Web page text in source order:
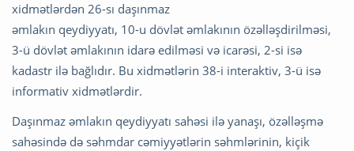
xidmətlərdən 26-sı daşınmaz
əmlakın qeydiyyatı, 10-u dövlət əmlakının özəlləşdirilməsi,
3-ü dövlət əmlakının idarə edilməsi və icarəsi, 2-si isə
kadastr ilə bağlıdır. Bu xidmətlərin 38-i interaktiv, 3-ü isə
informativ xidmətlərdir.
Daşınmaz əmlakın qeydiyyatı sahəsi ilə yanaşı, özəlləşmə
sahəsində də səhmdar cəmiyyətlərin səhmlərinin, kiçik